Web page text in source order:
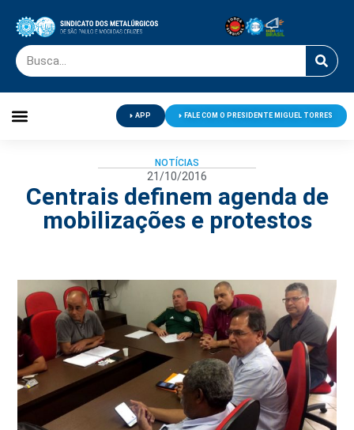
APP FALE COM O PRESIDENTE MIGUEL TORRES
NOTÍCIAS
21/10/2016
Centrais definem agenda de
mobilizações e protestos